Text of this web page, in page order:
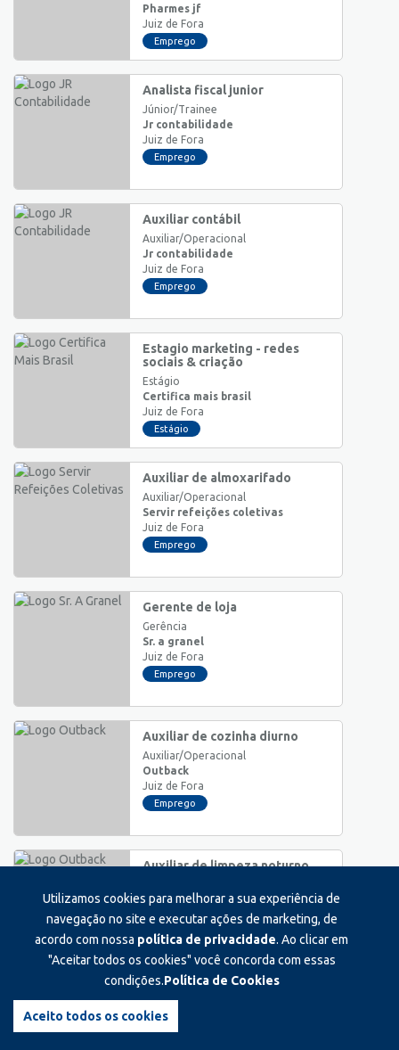
Pharmes jf
Juiz de Fora
Emprego
Analista fiscal junior
Júnior/Trainee
Jr contabilidade
Juiz de Fora
Emprego
Auxiliar contábil
Auxiliar/Operacional
Jr contabilidade
Juiz de Fora
Emprego
Estagio marketing - redes
sociais & criação
Estágio
Certifica mais brasil
Juiz de Fora
Estágio
Auxiliar de almoxarifado
Auxiliar/Operacional
Servir refeições coletivas
Juiz de Fora
Emprego
Gerente de loja
Gerência
Sr. a granel
Juiz de Fora
Emprego
Auxiliar de cozinha diurno
Auxiliar/Operacional
Outback
Juiz de Fora
Emprego
Auxiliar de limpeza noturno
Outback
Juiz de Fora
Emprego
Auxiliar/Operacional
Utilizamos cookies para melhorar a sua experiência de
navegação no site e executar ações de marketing, de
acordo com nossa política de privacidade. Ao clicar em
"Aceitar todos os cookies" você concorda com essas
condições.Política de Cookies
Aceito todos os cookies